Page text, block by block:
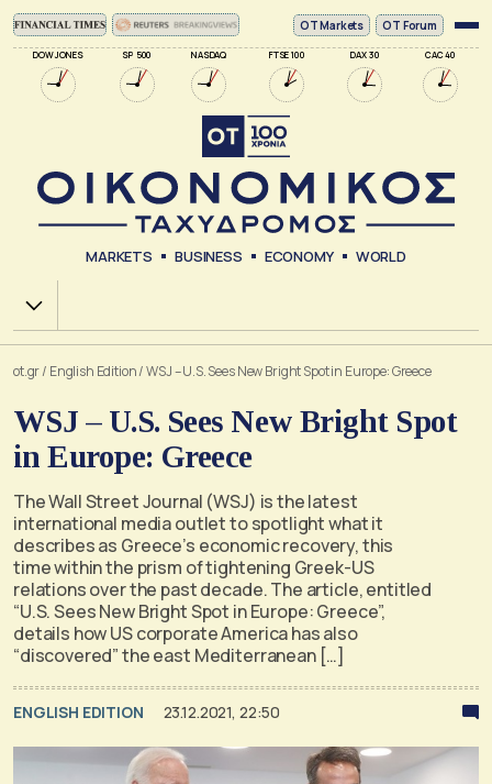
DOW JONES SP 500 NASDAQ FTSE 100 DAX 30 CAC 40
ΟΤ Markets OT Forum
MARKETS BUSINESS ECONOMY WORLD
Χ.Α.
ot.gr/ English Edition/WSJ – U.S. Sees New Bright Spot in Europe: Greece
WSJ – U.S. Sees New Bright Spot
in Europe: Greece
The Wall Street Journal (WSJ) is the latest
international media outlet to spotlight what it
describes as Greece’s economic recovery, this
time within the prism of tightening Greek-US
relations over the past decade. The article, entitled
“U.S. Sees New Bright Spot in Europe: Greece”,
details how US corporate America has also
“discovered” the east Mediterranean […]
ENGLISH EDITION 23.12.2021, 22:50